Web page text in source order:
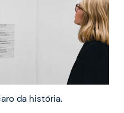
da história.